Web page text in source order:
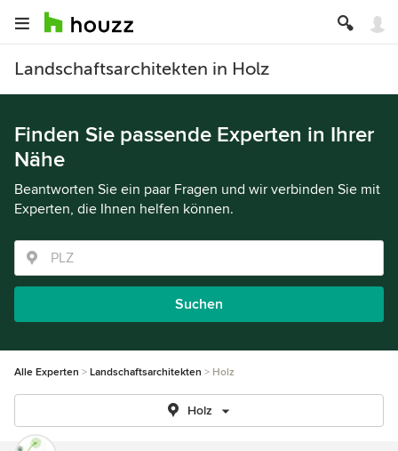
Landschaftsarchitekten in Holz
Finden Sie passende Experten in Ihrer
Nähe
Beantworten Sie ein paar Fragen und wir verbinden Sie mit
Experten, die Ihnen helfen können.
Suchen
Alle Experten Landschaftsarchitekten Holz
Holz